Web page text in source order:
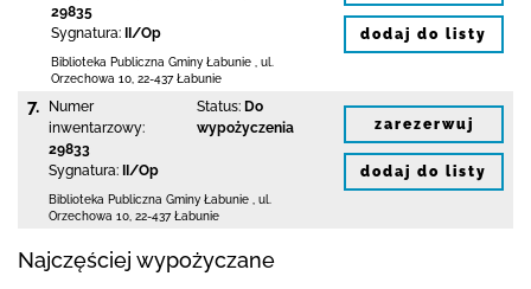
29835
Sygnatura:
II/Op
Biblioteka Publiczna Gminy Łabunie
ul.
Orzechowa 10 22-437 Łabunie
dodaj do listy
7.
Numer
inwentarzowy:
29833
Sygnatura:
II/Op
Status: Do
wypożyczenia
Biblioteka Publiczna Gminy Łabunie
ul.
Orzechowa 10 22-437 Łabunie
zarezerwuj
dodaj do listy
Najczęściej wypożyczane